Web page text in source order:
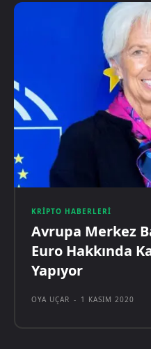
KRIPTO HABERLERI
Avrupa Merkez
Euro Hakkında
Yapıyor
OYA UÇAR - 1 KASIM 2020